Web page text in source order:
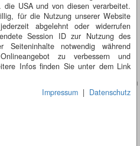
die USA und von diesen verarbeitet.
für die Nutzung unserer Website
abgelehnt oder widerrufen
Session ID zur Nutzung des
Seiteninhalte notwendig während
zu verbessern und
Infos finden Sie unter dem Link
Impressum | Datenschutz
Sie fündig…
Sie sich daher mit unserem
Täglich finden Sie hier einen
Wenn Sie den Witz des
Sie sich unsere aktuellen
Mail zusenden lassen. So gibt es
Ihren Alltag etwas auflockert…